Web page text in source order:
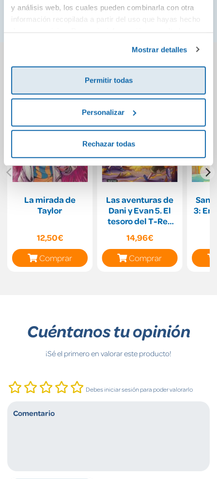
y análisis web, los cuales pueden combinarla con otra
información recopilada a partir del uso que hayas hecho
Mostrar detalles
Permitir todas
Personalizar
Rechazar todas
Voice Magazine
También podría gustarte...
La mirada de
Taylor
12,50€
Comprar
Las aventuras de
Dani y Evan 5. El
tesoro del T-Rex
14,96€
Comprar
3: En
Cuéntanos tu opinión
¡Sé el primero en valorar este producto!
Debes iniciar sesión para poder valorarlo